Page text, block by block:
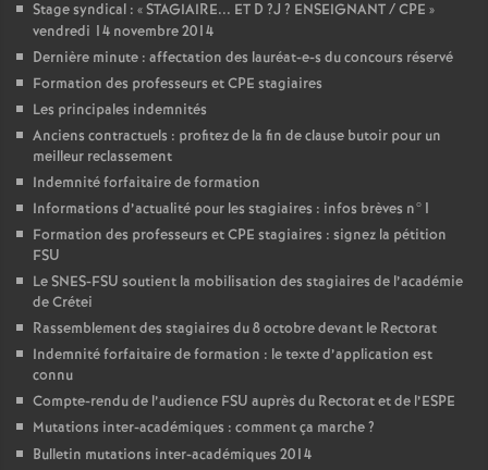
Stage syndical : «STAGIAIRE... ET D ?J ? ENSEIGNANT/CPE »
vendredi 14 novembre 2014
Dernière minute : affectation des lauréat-e-s du concours réservé
Formation des professeurs etCPE stagiaires
Les principales indemnités
Anciens contractuels : profitez de la fin de clause butoir pour un
meilleur reclassement
Indemnité forfaitaire de formation
Informations d’actualité pour les stagiaires : infos brèves n°1
Formation des professeurs etCPE stagiaires : signez la pétition
FSU
LeSNES-FSU soutient la mobilisation des stagiaires de l’académie
de Crétei
Rassemblement des stagiaires du 8 octobre devant le Rectorat
Indemnité forfaitaire de formation : le texte d’application est
connu
Compte-rendu de l’audience FSU auprès du Rectorat et de l’ESPE
Mutations inter-académiques : comment ça marche?
Bulletin mutations inter-académiques 2014